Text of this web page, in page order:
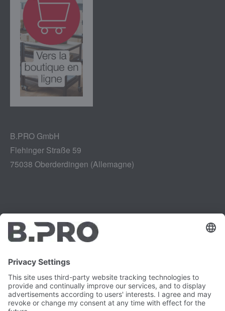
B.PRO GmbH
Flehinger Straße 59
75038 Oberderdingen (Allemagne)
Mentions légales
Politique de confidentialité
Mentions légales
Rapport de vulnérabilité
Carrière
Presse